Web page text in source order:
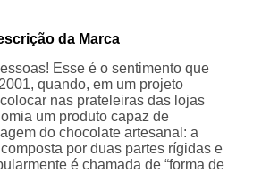
da Marca
Esse é o sentimento que
quando, em um projeto
nas prateleiras das lojas
um produto capaz de
do chocolate artesanal: a
por duas partes rígidas e
é chamada de “forma de